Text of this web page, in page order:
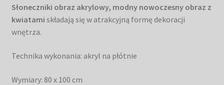
Słoneczniki obraz akrylowy, modny nowoczesny obraz z
kwiatami składają się w atrakcyjną formę dekoracji
wnętrza.
Technika wykonania: akryl na płótnie
Wymiary: 80 x 100 cm